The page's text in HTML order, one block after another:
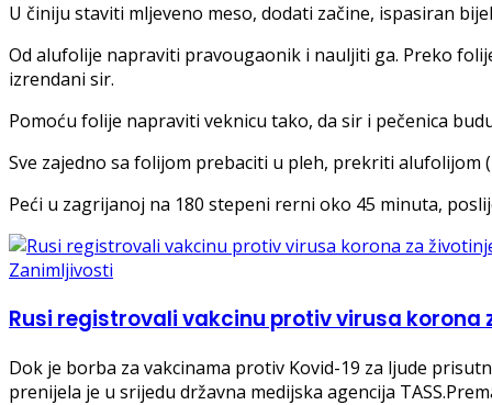
U činiju staviti mljeveno meso, dodati začine, ispasiran
Od alufolije napraviti pravougaonik i nauljiti ga. Preko
izrendani sir.
Pomoću folije napraviti veknicu tako, da sir i pečenica
Sve zajedno sa folijom prebaciti u pleh, prekriti
Peći u zagrijanoj na 180 stepeni rerni oko 45 minuta,
Zanimljivosti
Rusi registrovali vakcinu protiv virusa korona
Dok je borba za vakcinama protiv Kovid-19 za ljude
prenijela je u srijedu državna medijska agencija